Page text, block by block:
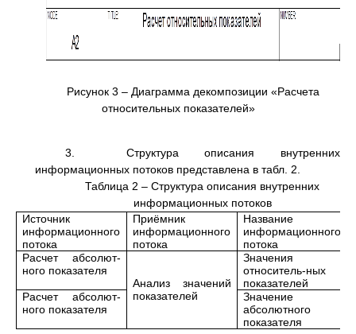
Рисунок 3 – Диаграмма декомпозиции «Расчета
относительных показателей»
3. Структура описания внутренних
информационных потоков представлена в табл. 2.
Таблица 2 – Структура описания внутренних
информационных потоков
Источник
информационного
потока
Приёмник
информационного
потока
Название
информационного
потока
Расчет абсолют-
ного показателя
Анализ значений
показателей
Значения
относитель-ных
показателей
Расчет абсолют-
ного показателя
Значение
абсолютного
показателя